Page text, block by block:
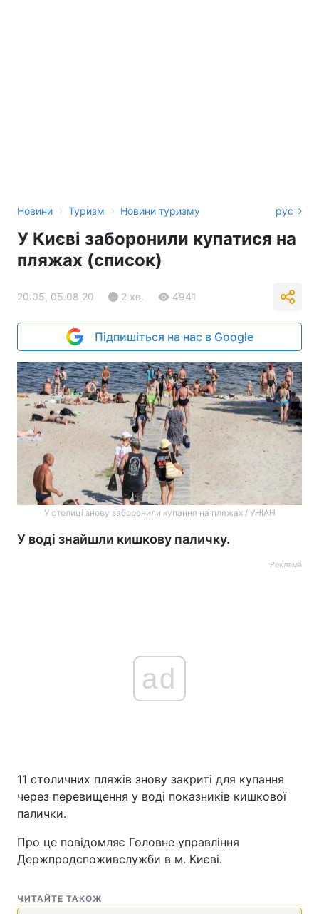
Новини › Туризм › Новини туризму рус
У Києві заборонили купатися на
пляжах (список)
20:05, 05.08.20 2 хв. 4941
Підпишіться на нас в Google
У столиці знову заборонили купання на пляжах / УНІАН
У воді знайшли кишкову паличку.
Реклама
ad
11 столичних пляжів знову закриті для купання
через перевищення у воді показників кишкової
палички.
Про це повідомляє Головне управління
Держпродспоживслужби в м. Києві.
ЧИТАЙТЕ ТАКОЖ